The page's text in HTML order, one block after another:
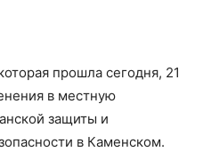
прошла сегодня, 21
в местную
защиты и
в Каменском.